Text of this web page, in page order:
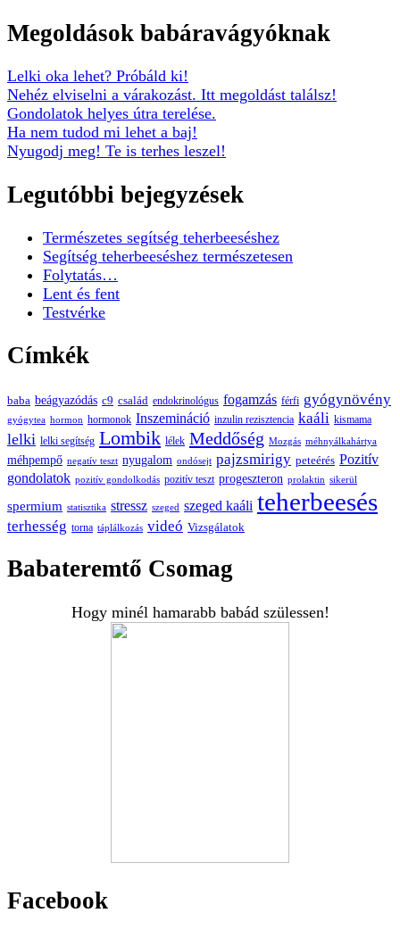
Megoldások babáravágyóknak
Lelki oka lehet? Próbáld ki!
Nehéz elviselni a várakozást. Itt megoldást találsz!
Gondolatok helyes útra terelése.
Ha nem tudod mi lehet a baj!
Nyugodj meg! Te is terhes leszel!
Legutóbbi bejegyzések
Természetes segítség teherbeeséshez
Segítség teherbeeséshez természetesen
Folytatás…
Lent és fent
Testvérke
Címkék
baba beágyazódás c9 család endokrinológus fogamzás férfi gyógynövény
gyógytea hormon hormonok Inszemináció inzulin rezisztencia kaáli kismama
lelki lelki segítség Lombik lélek Meddőség Mozgás méhnyálkahártya
méhpempő negatív teszt nyugalom ondósejt pajzsmirigy peteérés Pozitív
gondolatok pozitív gondolkodás pozitív teszt progeszteron prolaktin sikerül
spermium statisztika stressz szeged szeged kaáli teherbeesés
terhesség torna táplálkozás videó Vizsgálatok
Babateremtő Csomag
Hogy minél hamarabb babád szülessen!
Facebook